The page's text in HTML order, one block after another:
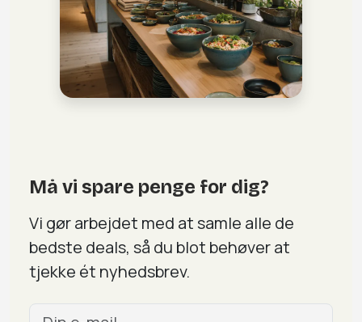
Må vi spare penge for dig?
Vi gør arbejdet med at samle alle de
bedste deals, så du blot behøver at
tjekke ét nyhedsbrev.